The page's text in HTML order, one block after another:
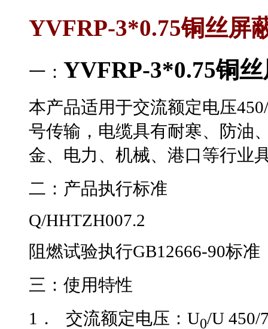
YVFRP-3*0.75铜丝屏
一： YVFRP-3*0.75铜
本产品适用于交流额定电压
号传输，电缆具有耐寒、防油
金、电力、机械、港口
二： 产品执行标准
Q/HHTZH007.2
阻燃试验执行GB12666-90标准
三： 使用特性
1．
交流额定电压：U0/U 450/